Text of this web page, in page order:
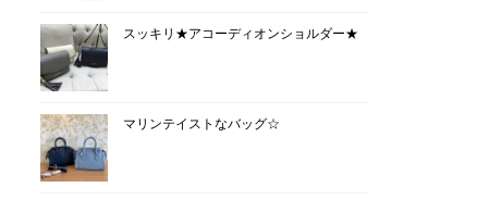
スッキリ★アコーディオンショルダー★
マリンテイストなバッグ☆